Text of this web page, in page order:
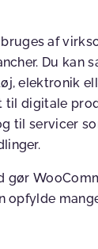
af
Du kan
elektronik
til digitale
til servicer
gør
opfylde